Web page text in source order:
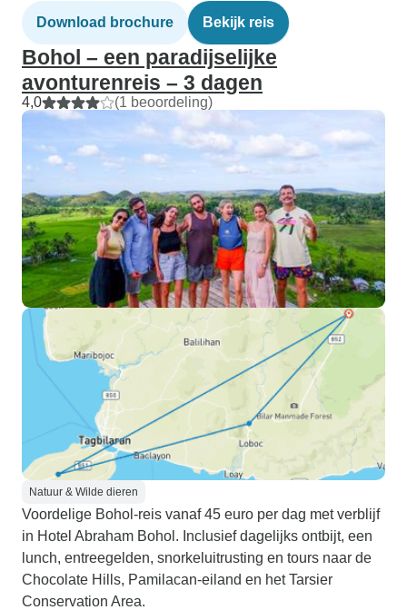
Download brochure Bekijk reis
Bohol – een paradijselijke
avonturenreis – 3 dagen
4,0 (1 beoordeling)
Natuur & Wilde dieren
Voordelige Bohol-reis vanaf 45 euro per dag met verblijf
in Hotel Abraham Bohol. Inclusief dagelijks ontbijt, een
lunch, entreegelden, snorkeluitrusting en tours naar de
Chocolate Hills, Pamilacan-eiland en het Tarsier
Conservation Area.